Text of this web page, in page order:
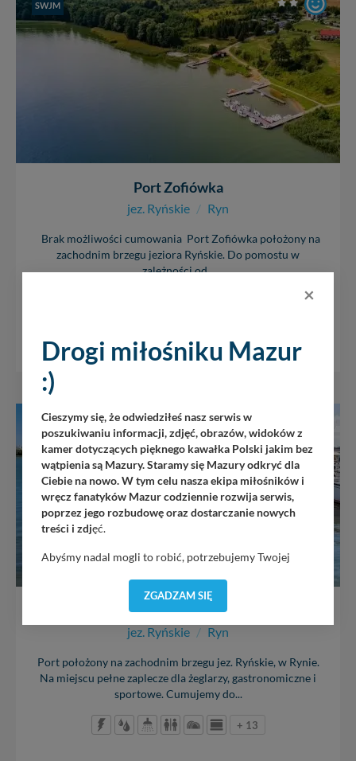
SWJM
Port Zofiówka
jez. Ryńskie / Ryn
Brak możliwości cumowania Port Zofiówka położony na
zachodnim brzegu jeziora Ryńskie. Do pomostu w
zależności od...
3 8184 0
Ryn Marina Sośnica
jez. Ryńskie / Ryn
Port położony na zachodnim brzegu jez. Ryńskie, w Rynie.
Na miejscu pełne zaplecze dla żeglarzy, gastronomiczne i
sportowe. Cumujemy do...
+ 13
×
Drogi miłośniku Mazur
:)
Cieszymy się, że odwiedziłeś nasz serwis w
poszukiwaniu informacji, zdjęć, obrazów, widoków z
kamer dotyczących pięknego kawałka Polski jakim bez
wątpienia są Mazury. Staramy się Mazury odkryć dla
Ciebie na nowo. W tym celu nasza ekipa miłośników i
wręcz fanatyków Mazur codziennie rozwija serwis,
poprzez jego rozbudowę oraz dostarczanie nowych
treści i zdjęć.
Abyśmy nadal mogli to robić, potrzebujemy Twojej
dostosować do Twoich preferencji. Twoje dane (w tym
pliki cookies) będą zapisywane w celu usprawnienia
wyszukania, ulubione miejsca, logowania, itp).
priorytetowe, bez poinformowania Ciebie nie będziemy
zmieniać zakresu naszych uprawnień. Twoje dane są u
nas bezpieczne, jeśli masz wątpliwości co do naszych
intencji, zawsze możesz wycofać swoją zgodę. Więcej
informacji uzyskach w naszejPolityce Prywatności
ZGADZAM SIĘ